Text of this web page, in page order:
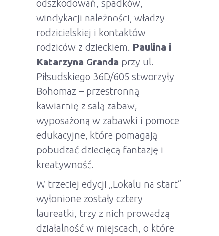
odszkodowań, spadków,
windykacji należności, władzy
rodzicielskiej i kontaktów
rodziców z dzieckiem. Paulina i
Katarzyna Granda przy ul.
Piłsudskiego 36D/605 stworzyły
Bohomaz – przestronną
kawiarnię z salą zabaw,
wyposażoną w zabawki i pomoce
edukacyjne, które pomagają
pobudzać dziecięcą fantazję i
kreatywność.
W trzeciej edycji „Lokalu na start”
wyłonione zostały cztery
laureatki, trzy z nich prowadzą
działalność w miejscach, o które